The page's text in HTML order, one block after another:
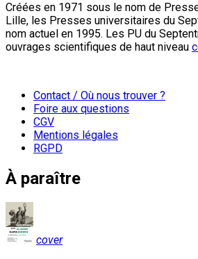
Créées en 1971 sous le nom de
Lille, les Presses universitaires du
nom actuel en 1995. Les PU du
ouvrages scientifiques de haut niveau
Contact / Où nous trouver ?
Foire aux questions
CGV
Mentions légales
RGPD
À paraître
cover